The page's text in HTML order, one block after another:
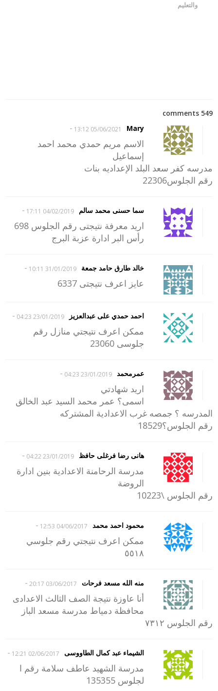
والتعليم
549 comments
Mary
05/06/2021 13:12
-
الاسم مريم حمدي محمد احمد
إسماعيل
مدرسه كفر سعد البلد الإعداديه بنات
رقم الجلوس22306
سما حسنى محمد سالم 04/02/2019 17:11
-
اريد معرفة نتيجتى رقم الجلوس 698
رأس البر ادارة عزبة البرج
خالد طارق حامد جمعة 31/01/2019 10:11
-
عايز اعرف نتيجتى 6337
احمد حمدي على عبدالعزيز 23/01/2019 04:23
-
ممكن اعرف نتيجتي منازل رقم
جلوسى 23060
عمرمحمد 23/01/2019 04:23
-
اريد شهادتي
اسمى؟ عمر محمد السيد عبد الخالق
المدرسه ؟ جمصه غرب الاعدادية المشتركه
رقم الجلوس؟18529
هانى رضا فرغلى حافظ 23/01/2019 04:22
-
مدرسة الرحامنة الاعدادية بنين ادارة
الروضة
رقم الجلوس \10223
محمود احمد محمد 04/06/2017 12:53
-
ممكن اعرف نتيجتي رقم جلوسي
٥٥١٨
منه الله مسعد فرحات 03/06/2017 20:17
-
أنا عاوزة نتيجة الصف الثالث الاعدادى
محافظة دمياط مدرسة مسعد الباز
رقم الجلوس ٧٣١٢
الشيماء عبد كمال الطاووسى 02/06/2017 12:21
-
مدرسة الشهيد عاطف سلامة رقم ا
لجلوس 135355